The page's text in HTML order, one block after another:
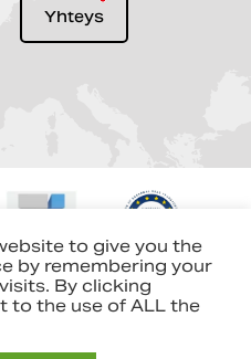
Yhteys
to give you the
by remembering your
By clicking
to the use of ALL the